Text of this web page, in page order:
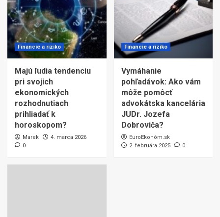
Financie a riziko
Majú ľudia tendenciu
pri svojich
ekonomických
rozhodnutiach
prihliadať k
horoskopom?
Marek
4. marca 2026
0
Financie a riziko
Vymáhanie
pohľadávok: Ako vám
môže pomôcť
advokátska kancelária
JUDr. Jozefa
Dobroviča?
EuroEkonóm.sk
2. februára 2025
0